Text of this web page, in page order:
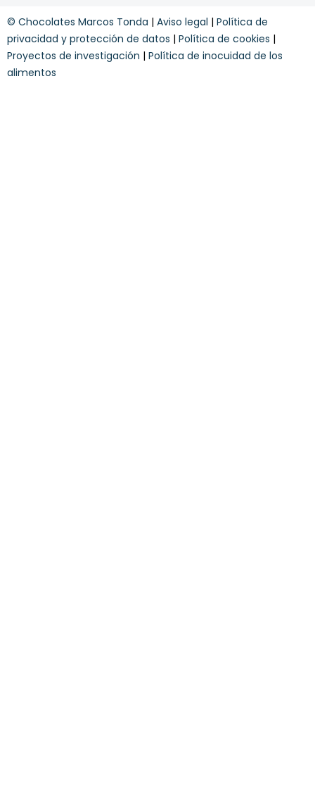
c
o
n
d
i
© Chocolates Marcos Tonda | Aviso legal | Política de
privacidad y protección de datos | Política de cookies |
Proyectos de investigación | Política de inocuidad de los
alimentos